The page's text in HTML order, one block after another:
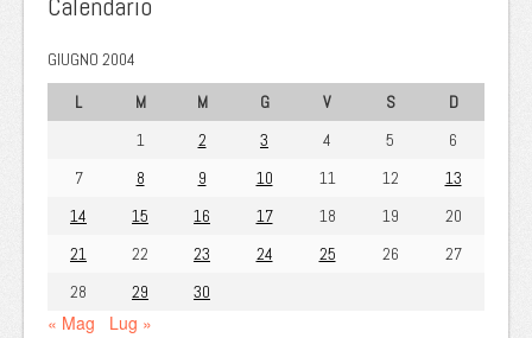
GIUGNO 2004
L
M M G V S
D
1
2 3 4 5
6
7
8 9 10 11 12
13
14
15 16 17 18 19
20
21
22 23 24 25 26
27
28
29 30
« Mag Lug »